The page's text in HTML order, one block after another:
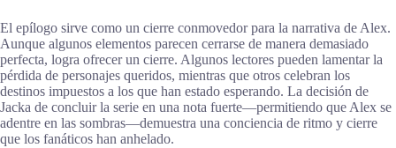
El epílogo sirve como un cierre conmovedor para la narrativa de Alex.
Aunque algunos elementos parecen cerrarse de manera demasiado
perfecta, logra ofrecer un cierre. Algunos lectores pueden lamentar la
pérdida de personajes queridos, mientras que otros celebran los
destinos impuestos a los que han estado esperando. La decisión de
Jacka de concluir la serie en una nota fuerte—permitiendo que Alex se
adentre en las sombras—demuestra una conciencia de ritmo y cierre
que los fanáticos han anhelado.